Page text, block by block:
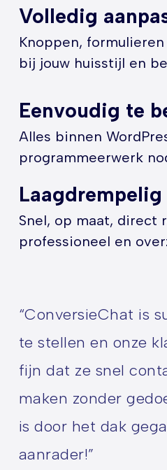
Volledig
Knoppen,
bij jouw huisstijl en
Eenvoudig te
Alles binnen
programmeerwerk
Snel, op maat, direct
professioneel en
“ConversieChat is
te stellen en onze
fijn dat ze snel
maken zonder
is door het dak
aanrader!”